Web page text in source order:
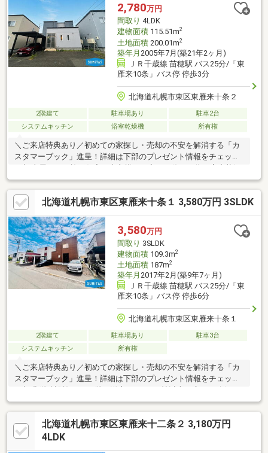
2,780万円
間取り 4LDK
建物面積115.51m2
土地面積200.01m2
築年月 2005年7月(築21年2ヶ月)
ＪＲ千歳線 苗穂駅 バス25分/「東
雁来10条」バス停 停歩3分
北海道札幌市東区東雁来十条２
2階建て 駐車場あり
駐車2台
システムキッチン
浴室乾燥機 所有権
＼ご来店特典あり／初めての家探し・売却の不安を解消する「カ
スタマーブック」進呈！詳細は下部のプレゼント情報をチェック
も良好です！■使い勝手のいい広々とした４LDK！各居室に収納は
もちろん、ウォークインクローゼットも！■コンビニやスーパー
などの商業施設が充実しており生活利便性良好！ ■保育園までは
徒歩約４分 と、送迎の負担も軽減！■駐車スペースはカーポート
があり雪の日にも安心です！合計２台分の駐車スペースがありま
す！ ■全館空調のため家の中のどこにいても、冬場は暖かく夏場
は涼しい、いつでも過ごしやすい空間！
北海道札幌市東区東雁来十条１ 3,580万円 3SLDK
3,580万円
間取り 3SLDK
建物面積109.3m2
土地面積187m2
築年月 2017年2月(築9年7ヶ月)
ＪＲ千歳線 苗穂駅 バス25分/「東
雁来10条」バス停 停歩6分
北海道札幌市東区東雁来十条１
2階建て 駐車場あり
駐車3台
システムキッチン
所有権
＼ご来店特典あり／初めての家探し・売却の不安を解消する「カ
スタマーブック」進呈！詳細は下部のプレゼント情報をチェック
ており、お子様のお部屋としてもゆったりと使えます。■最大4台
まで駐車可能（車種による）。ご夫婦でお車を所有されている方
はもちろん、来客時も駐車スペースに困りません。夏にはＢＢＱ
のスペースとしても使用できる広さがあります！■札苗北小学校
北海道札幌市東区東雁来十二条２ 3,180万円
4LDK